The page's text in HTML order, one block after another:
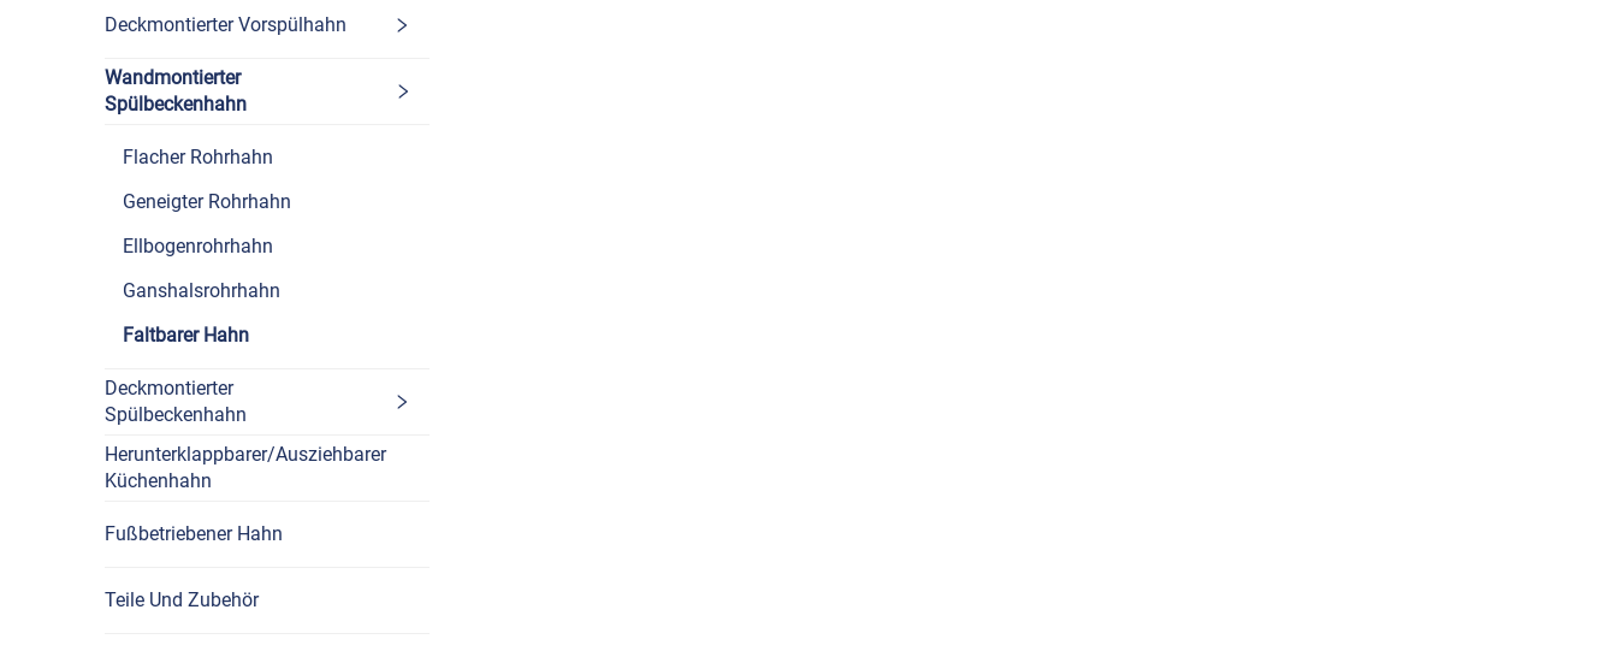
Deckmontierter Vorspülhahn
Wandmontierter
Spülbeckenhahn
Flacher Rohrhahn
Geneigter Rohrhahn
Ellbogenrohrhahn
Ganshalsrohrhahn
Faltbarer Hahn
Deckmontierter
Spülbeckenhahn
Herunterklappbarer/Ausziehbarer
Küchenhahn
Fußbetriebener Hahn
Teile Und Zubehör